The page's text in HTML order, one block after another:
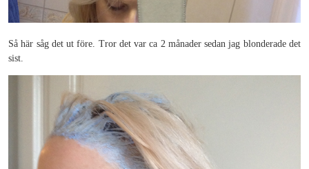
Så här såg det ut före. Tror det var ca 2 månader sedan jag blonderade det
sist.